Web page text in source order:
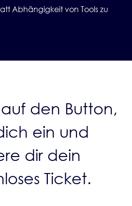
Abhängigkeit von Tools zu
den Button,
ein und
dir dein
Ticket.